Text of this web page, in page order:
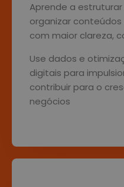
Aprende a
organizar
com maior clareza,
Use dados e
digitais para
contribuir para o
negócios